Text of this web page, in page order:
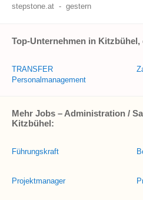
stepstone.at - gestern
Top-Unternehmen in Kitzbühel,
TRANSFER
Personalmanagement
Mehr Jobs – Administration /
Kitzbühel:
Führungskraft
Projektmanager